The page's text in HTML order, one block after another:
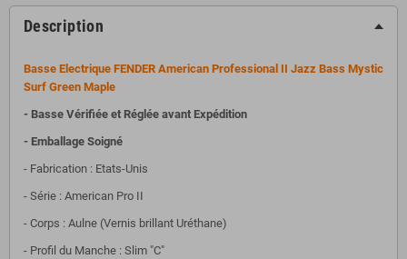
Description
Basse Electrique FENDER American Professional II Jazz Bass Mystic
Surf Green Maple
- Basse Vérifiée et Réglée avant Expédition
- Emballage Soigné
- Fabrication : Etats-Unis
- Série : American Pro II
- Corps : Aulne (Vernis brillant Uréthane)
- Profil du Manche : Slim "C"